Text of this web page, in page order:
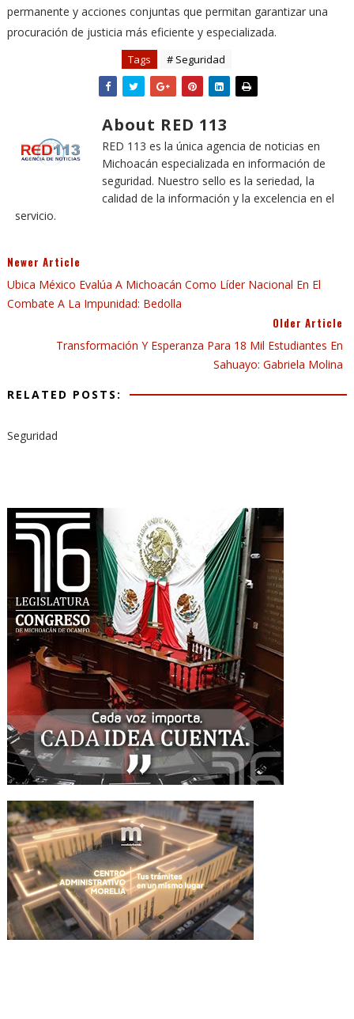
permanente y acciones conjuntas que permitan garantizar una
procuración de justicia más eficiente y especializada.
Tags # Seguridad
About RED 113
RED 113 es la única agencia de noticias en
Michoacán especializada en información de
seguridad. Nuestro sello es la seriedad, la
calidad de la información y la excelencia en el
servicio.
Newer Article
Ubica México Evalúa A Michoacán Como Líder Nacional En El
Combate A La Impunidad: Bedolla
Older Article
Transformación Y Esperanza Para 18 Mil Estudiantes En
Sahuayo: Gabriela Molina
RELATED POSTS:
Seguridad